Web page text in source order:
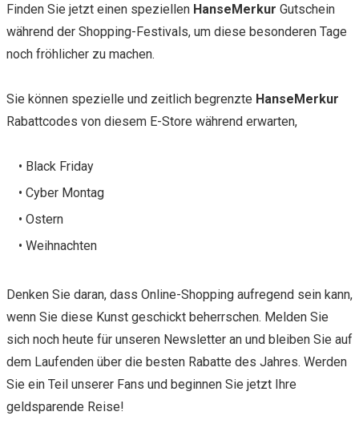
Finden Sie jetzt einen speziellen HanseMerkur Gutschein
während der Shopping-Festivals, um diese besonderen Tage
noch fröhlicher zu machen.
Sie können spezielle und zeitlich begrenzte HanseMerkur
Rabattcodes von diesem E-Store während erwarten,
• Black Friday
• Cyber Montag
• Ostern
• Weihnachten
Denken Sie daran, dass Online-Shopping aufregend sein kann,
wenn Sie diese Kunst geschickt beherrschen. Melden Sie
sich noch heute für unseren Newsletter an und bleiben Sie auf
dem Laufenden über die besten Rabatte des Jahres. Werden
Sie ein Teil unserer Fans und beginnen Sie jetzt Ihre
geldsparende Reise!